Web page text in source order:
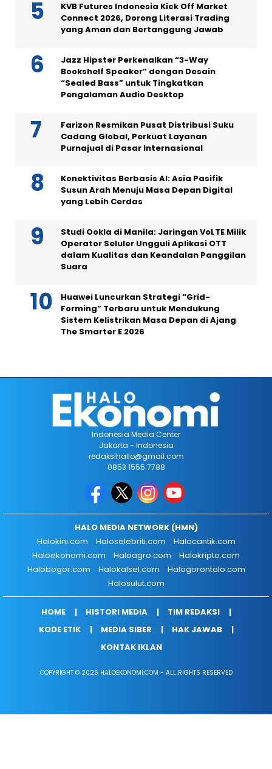
KVB Futures Indonesia Kick Off Market
Connect 2026, Dorong Literasi Trading
yang Aman dan Bertanggung Jawab
Jazz Hipster Perkenalkan “3-Way
Bookshelf Speaker” dengan Desain
“Sealed Bass” untuk Tingkatkan
Pengalaman Audio Desktop
Farizon Resmikan Pusat Distribusi Suku
Cadang Global, Perkuat Layanan
Purnajual di Pasar Internasional
Konektivitas Berbasis AI: Asia Pasifik
Susun Arah Menuju Masa Depan Digital
yang Lebih Cerdas
Studi Ookla di Manila: Jaringan VoLTE Milik
Operator Seluler Ungguli Aplikasi OTT
dalam Kualitas dan Keandalan Panggilan
Suara
Huawei Luncurkan Strategi “Grid-
Forming” Terbaru untuk Mendukung
Sistem Kelistrikan Masa Depan di Ajang
The Smarter E 2026
Indonesia Media Center
Jakarta - Indonesia
redaksihallo@gmail.com
0853 1555 7788
HALO MEDIA NETWORK (HMN)
Halokini.com
Haloselebriti.com
Halocantik.com
Haloekonomi.com
Haloagro.com
Halokripto.com
Halobogor.com
Halokalsel.com
Halogorontalo.com
Halosulut.com
HOME HISTORI MEDIA
TIM REDAKSI
KODE ETIK
MEDIA SIBER
HAK JAWAB
KONTAK IKLAN
COPYRIGHT © 2026 HALOEKONOMI.COM - ALL RIGHTS RESERVED